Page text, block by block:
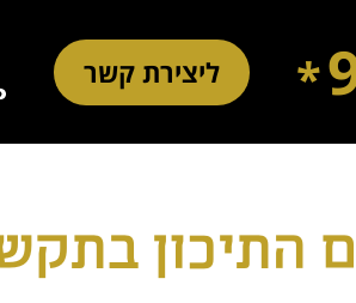
* ליצירת קשר
התיכון